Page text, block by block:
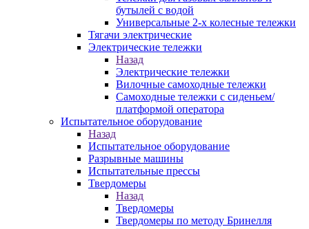
бутылей с водой
Универсальные 2-х колесные тележки
Тягачи электрические
Электрические тележки
Назад
Электрические тележки
Вилочные самоходные тележки
Самоходные тележки с сиденьем/
платформой оператора
Испытательное оборудование
Назад
Испытательное оборудование
Разрывные машины
Испытательные прессы
Твердомеры
Назад
Твердомеры
Твердомеры по методу Бринелля